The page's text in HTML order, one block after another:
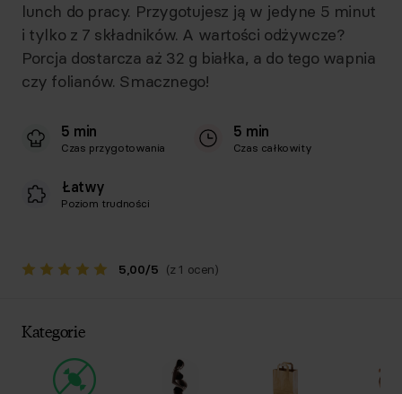
lunch do pracy. Przygotujesz ją w jedyne 5 minut
i tylko z 7 składników. A wartości odżywcze?
Porcja dostarcza aż 32 g białka, a do tego wapnia
czy folianów. Smacznego!
5 min
Czas przygotowania
5 min
Czas całkowity
Łatwy
Poziom trudności
5,00/5 (z 1 ocen)
Kategorie